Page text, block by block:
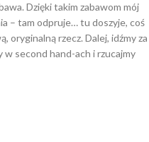
Dzięki takim zabawom mój
– tam odpruje… tu doszyje, coś
oryginalną rzecz. Dalej, idźmy za
w second hand-ach i rzucajmy